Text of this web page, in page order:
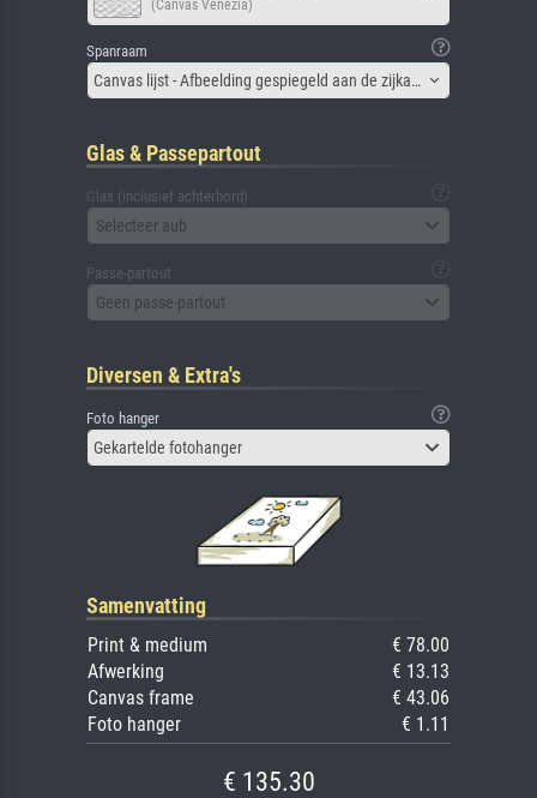
(Canvas Venezia)
Spanraam
Canvas lijst - Afbeelding gespiegeld aan de zijkant
Glas & Passepartout
Glas (inclusief achterbord)
Selecteer aub
Passe-partout
Geen passe-partout
Diversen & Extra's
Foto hanger
Gekartelde fotohanger
Samenvatting
Print & medium
€ 78.00
Afwerking
€ 13.13
Canvas frame
€ 43.06
Foto hanger
€ 1.11
€ 135.30